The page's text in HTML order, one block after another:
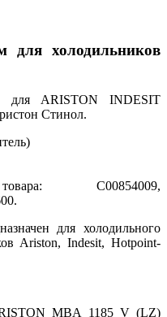
для холодильников
для ARISTON INDESIT
Стинол.
C00854009,
для холодильного
Ariston, Indesit, Hotpoint-
MBA 1185 V (LZ)